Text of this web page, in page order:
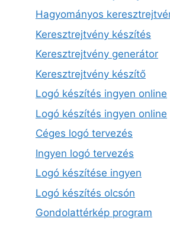
Hagyományos
Keresztrejtvény készítés
Keresztrejtvény generátor
Keresztrejtvény készítő
Logó készítés ingyen online
Logó készítés ingyen online
Céges logó tervezés
Ingyen logó tervezés
Logó készítése ingyen
Logó készítés olcsón
Gondolattérkép program